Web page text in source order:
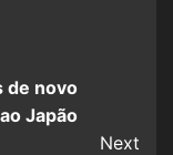
de novo
Japão
Next